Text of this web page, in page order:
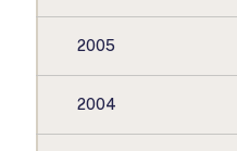
2005
2004